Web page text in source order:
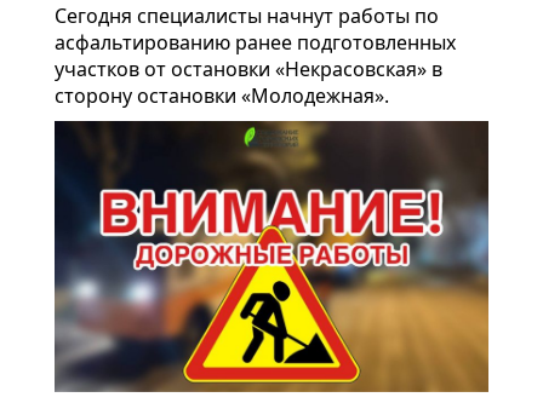
Сегодня специалисты начнут работы по
асфальтированию ранее подготовленных
участков от остановки «Некрасовская» в
сторону остановки «Молодежная».